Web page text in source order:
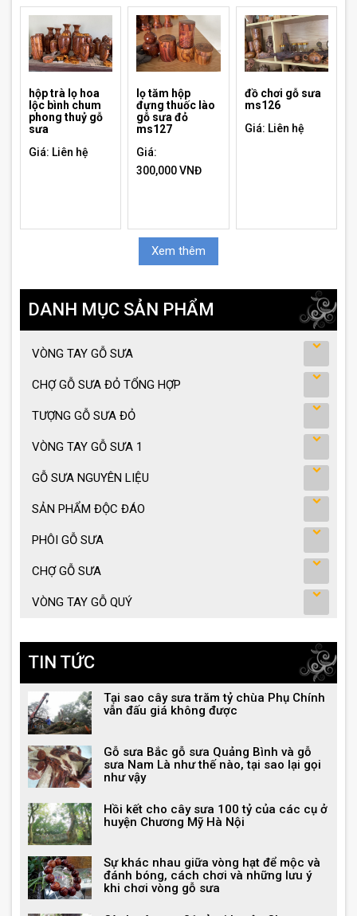
hộp trà lọ hoa
lộc bình chum
phong thuỷ gỗ
sưa
Giá: Liên hệ
lọ tăm hộp
đựng thuốc lào
gỗ sưa đỏ
ms127
Giá:
300,000 VNĐ
đồ chơi gỗ sưa
ms126
Giá: Liên hệ
Xem thêm
DANH MỤC SẢN PHẨM
VÒNG TAY GỖ SƯA
CHỢ GỖ SƯA ĐỎ TỔNG HỢP
TƯỢNG GỖ SƯA ĐỎ
VÒNG TAY GỖ SƯA 1
GỖ SƯA NGUYÊN LIỆU
SẢN PHẨM ĐỘC ĐÁO
PHÔI GỖ SƯA
CHỢ GỖ SƯA
VÒNG TAY GỖ QUÝ
TIN TỨC
Tại sao cây sưa trăm tỷ chùa Phụ Chính
vẫn đấu giá không được
Gỗ sưa Bắc gỗ sưa Quảng Bình và gỗ
sưa Nam Là như thế nào, tại sao lại gọi
như vậy
Hồi kết cho cây sưa 100 tỷ của các cụ ở
huyện Chương Mỹ Hà Nội
Sự khác nhau giữa vòng hạt để mộc và
đánh bóng, cách chơi và những lưu ý
khi chơi vòng gỗ sưa